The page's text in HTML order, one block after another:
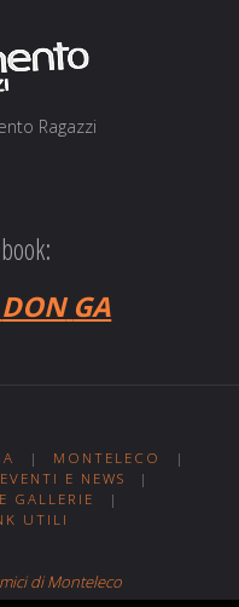
Ragazzi
DON GA
| MONTELECO
|
EVENTI E NEWS
|
GALLERIE
|
UTILI
di Monteleco